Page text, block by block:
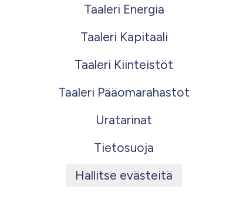
Taaleri Energia
Taaleri Kapitaali
Taaleri Kiinteistöt
Taaleri Pääomarahastot
Uratarinat
Tietosuoja
Hallitse evästeitä